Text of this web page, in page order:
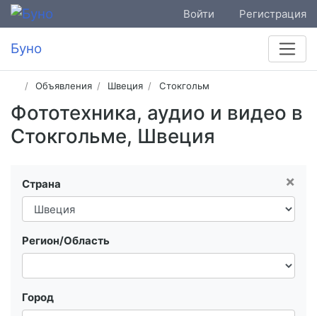
Войти Регистрация
Буно
Объявления Швеция Стокгольм
Фототехника, аудио и видео в
Стокгольме, Швеция
×
Страна
Регион/Область
Город